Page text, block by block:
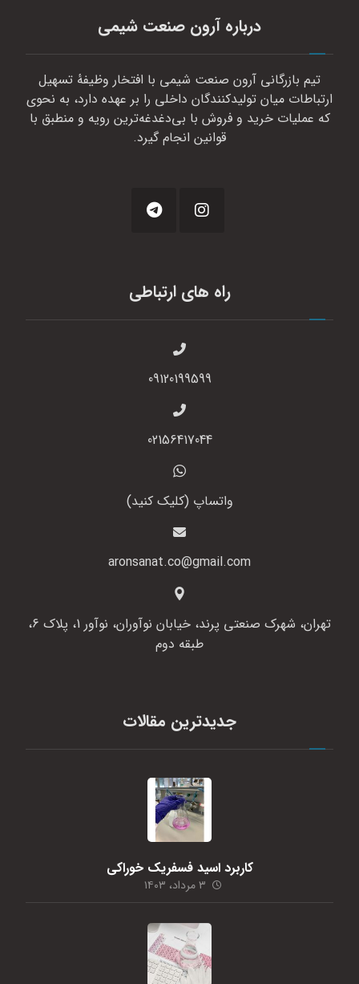
درباره آرون صنعت شیمی
تیم بازرگانی آرون صنعت شیمی با افتخار وظیفهٔ تسهیل
ارتباطات میان تولیدکنندگان داخلی را بر عهده دارد، به نحوی
که عملیات خرید و فروش با بی‌دغدغه‌ترین رویه و منطبق با
قوانین انجام گیرد.
راه های ارتباطی
09120199599
02156417044
واتساپ (کلیک کنید)
aronsanat.co@gmail.com
تهران، شهرک صنعتی پرند، خیابان نوآوران، نوآور 1، پلاک 6،
طبقه دوم
جدیدترین مقالات
کاربرد اسید فسفریک خوراکی
۳ مرداد، ۱۴۰۳